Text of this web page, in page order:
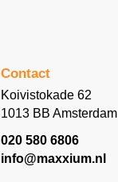
Contact
Koivistokade 62
1013 BB Amsterdam
020 580 6806
info@maxxium.nl